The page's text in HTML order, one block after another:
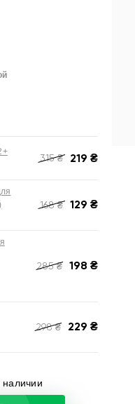
315₴ 219 ₴
168₴ 129 ₴
285₴ 198 ₴
298₴ 229 ₴
наличии